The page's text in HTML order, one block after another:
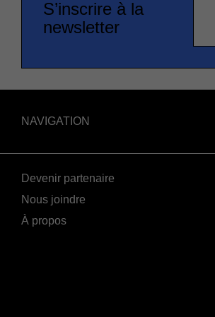
S’inscrire à la
newsletter
NAVIGATION
Devenir partenaire
Nous joindre
À propos